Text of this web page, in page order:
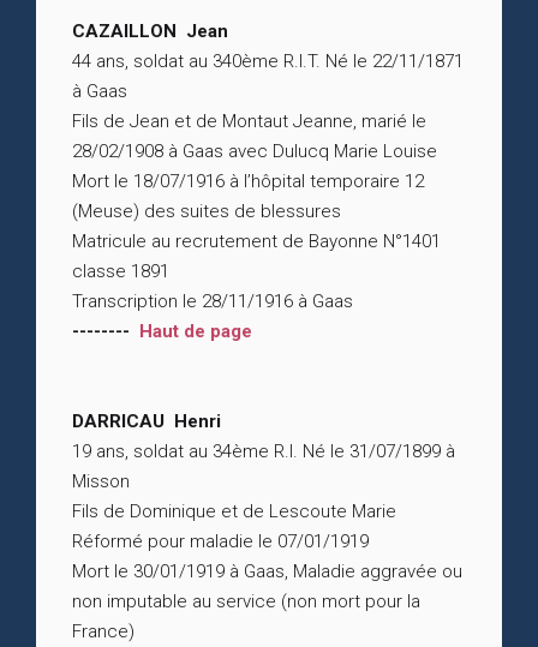
CAZAILLON Jean
44 ans, soldat au 340ème R.I.T. Né le 22/11/1871
à Gaas
Fils de Jean et de Montaut Jeanne, marié le
28/02/1908 à Gaas avec Dulucq Marie Louise
Mort le 18/07/1916 à l’hôpital temporaire 12
(Meuse) des suites de blessures
Matricule au recrutement de Bayonne N°1401
classe 1891
Transcription le 28/11/1916 à Gaas
-------- Haut de page
DARRICAU Henri
19 ans, soldat au 34ème R.I. Né le 31/07/1899 à
Misson
Fils de Dominique et de Lescoute Marie
Réformé pour maladie le 07/01/1919
Mort le 30/01/1919 à Gaas, Maladie aggravée ou
non imputable au service (non mort pour la
France)